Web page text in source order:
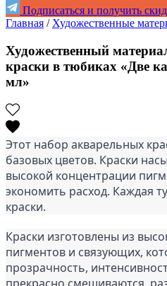
Подписаться и получить
Главная / Художественные
Художественный
краски в тюбиках «Две
мл»
Этот набор акварельных
базовых цветов. Краски
высокой концентрации
экономить расход. Каждая
краски.
Краски изготовлены из
пигментов и связующих,
прозрачность,